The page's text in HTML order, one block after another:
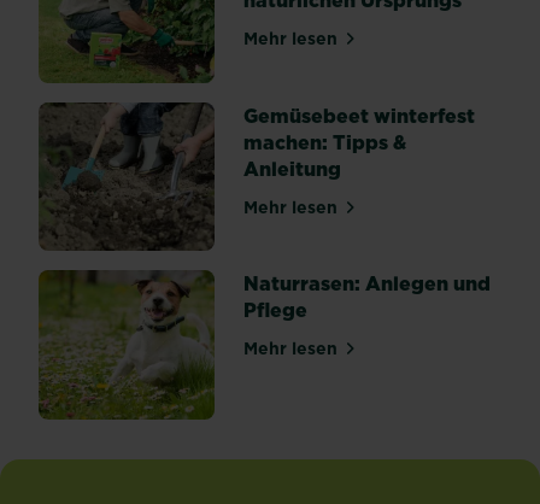
Mehr lesenüber Zeolith: Wasser- und
Gemüsebeet winterfest
machen: Tipps &
Anleitung
Mehr lesenüber Gemüsebeet
Naturrasen: Anlegen und
Pflege
Mehr lesenüber Naturrasen: Anlegen